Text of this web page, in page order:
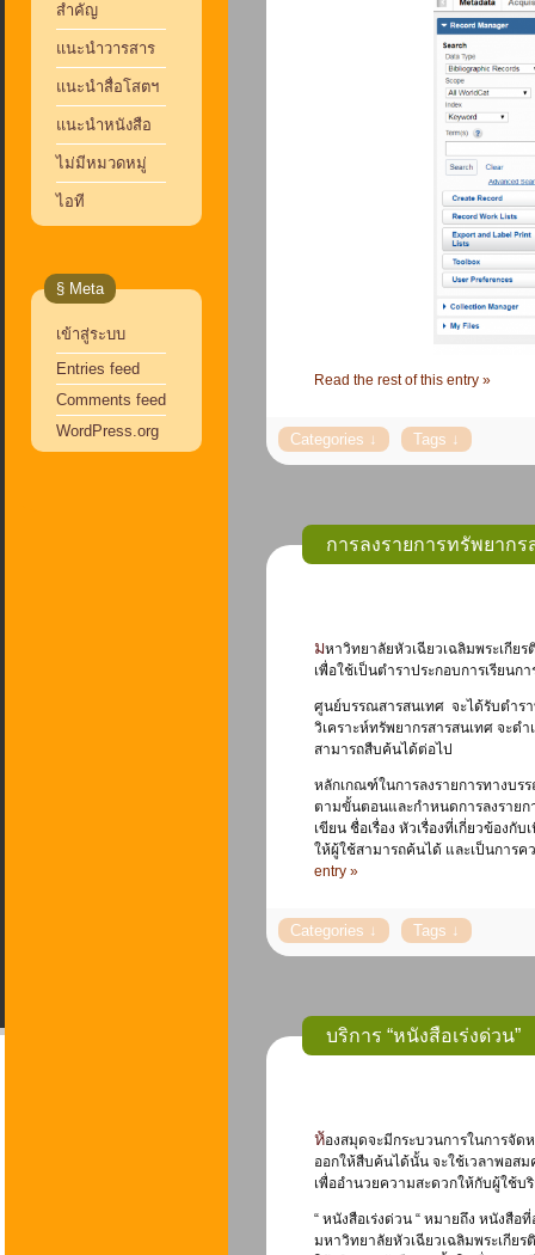
สำคัญ
แนะนำวารสาร
แนะนำสื่อโสตฯ
แนะนำหนังสือ
ไม่มีหมวดหมู่
ไอที
§ Meta
เข้าสู่ระบบ
Entries feed
Comments feed
WordPress.org
Read the rest of this entry »
การลงรายการทรัพยากร
มหาวิทยาลัยหัวเฉียวเฉลิมพระเกียรติได้มีการจัดพิมพ์โครงการตำรามหาวิทยาลัย ซึ่งเป็นตำราที่อาจารย์ผู้สอนเป็นผู้เขียน โดยมีวัตถุประสงค์
เพื่อใช้เป็นตำราประกอบการเรียน
ศูนย์บรรณสารสนเทศ จะได้รับตำร
วิเคราะห์ทรัพยากรสารสนเทศ จะด
สามารถสืบค้นได้ต่อไป
หลักเกณฑ์ในการลงรายการทางบร
ตามขั้นตอนและกำหนดการลงราย
เขียน ชื่อเรื่อง หัวเรื่องที่เกี่ยวข้องกั
ให้ผู้ใช้สามารถค้นได้ และเป็นการ
entry »
บริการ “หนังสือเร่งด่วน”
ห้องสมุดจะมีกระบวนการในการจัดหาทรัพยากรสารสนเทศ เข้ามาในห้องสมุด ดังนั้น กว่าจะที่ทรัพยากรสารสนเทศ แต่ละรายการจะเสร็จ
ออกให้สืบค้นได้นั้น จะใช้เวลาพอสม
เพื่ออำนวยความสะดวกให้กับผู้ใช้บ
“ หนังสือเร่งด่วน “ หมายถึง หนังสื
มหาวิทยาลัยหัวเฉียวเฉลิมพระเกีย